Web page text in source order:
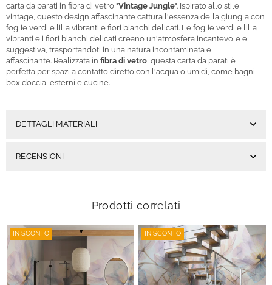
carta da parati in fibra di vetro "Vintage Jungle". Ispirato allo stile
vintage, questo design affascinante cattura l'essenza della giungla con
foglie verdi e lilla vibranti e fiori bianchi delicati. Le foglie verdi e lilla
vibranti e i fiori bianchi delicati creano un'atmosfera incantevole e
suggestiva, trasportandoti in una natura incontaminata e
affascinante. Realizzata in fibra di vetro , questa carta da parati è
perfetta per spazi a contatto diretto con l'acqua o umidi, come bagni,
box doccia, esterni e cucine.
DETTAGLI MATERIALI
RECENSIONI
Prodotti correlati
IN SCONTO IN SCONTO